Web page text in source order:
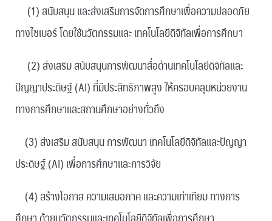
(1) สนับสนุน และส่งเสริมการจัดการศึกษาเพื่อความปลอดภัย
ทางไซเบอร์ โดยใช้นวัตกรรมและ เทคโนโลยีดิจิทัลเพื่อการศึกษา
(2) ส่งเสริม สนับสนุนการพัฒนาสื่อด้านเทคโนโลยีดิจิทัลและ
ปัญญาประดิษฐ์ (AI) ที่มีประสิทธิภาพสูง ให้ครอบคลุมหน่วยงาน
ทางการศึกษาและสถานศึกษาอย่างทั่วถึง
(3) ส่งเสริม สนับสนุน การพัฒนา เทคโนโลยีดิจิทัลและปัญญา
ประดิษฐ์ (AI) เพื่อการศึกษาและการวิจัย
(4) สร้างโอกาส ความเสมอภาค และความเท่าเทียม ทางการ